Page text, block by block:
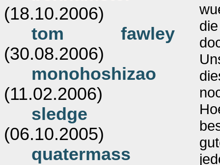
(18.10.2006)
tom fawley
(30.08.2006)
monohoshizao
(11.02.2006)
sledge
(06.10.2005)
quatermass